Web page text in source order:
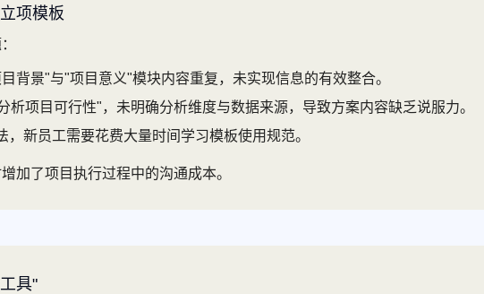
项模板
背景"与"项目意义"模块内容重复，未实现信息的有效整合。
析项目可行性"，未明确分析维度与数据来源，导致方案内容缺乏说服力。
新员工需要花费大量时间学习模板使用规范。
加了项目执行过程中的沟通成本。
具"